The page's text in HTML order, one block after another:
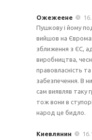
Ожежеене
Пушкову і йому
вийшов на
зближення з ЄС,
виробництва,
правовласність
забезпечення. В
сам виявляв таку
тож вони в
народ це бидло.
Киевлянин